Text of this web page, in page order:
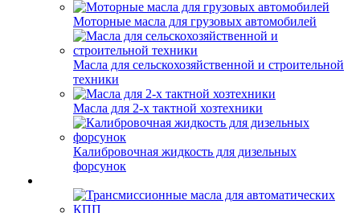
Моторные масла для грузовых автомобилей
Масла для сельскохозяйственной и строительной
техники
Масла для 2-х тактной хозтехники
Калибровочная жидкость для дизельных
форсунок